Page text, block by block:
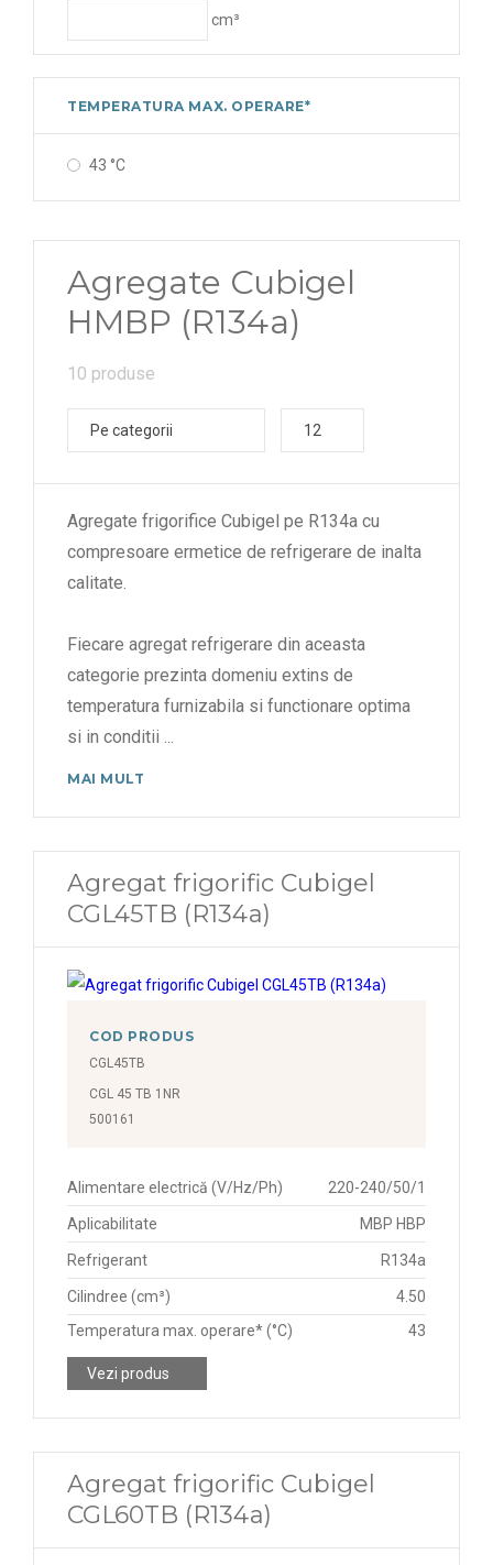
cm³
TEMPERATURA MAX. OPERARE*
43 °C
Agregate Cubigel
HMBP (R134a)
10 produse
Pe categorii 12
Agregate frigorifice Cubigel pe R134a cu
compresoare ermetice de refrigerare de inalta
calitate.
Fiecare agregat refrigerare din aceasta
categorie prezinta domeniu extins de
temperatura furnizabila si functionare optima
si in conditii
MAI MULT
Agregat frigorific Cubigel
CGL45TB (R134a)
COD PRODUS
CGL45TB
CGL 45 TB 1NR
500161
Alimentare electrică (V/Hz/Ph) 220-240/50/1
Aplicabilitate MBP HBP
Refrigerant R134a
Cilindree (cm³)
4.50
Temperatura max. operare* (°C)
43
Vezi produs
Agregat frigorific Cubigel
CGL60TB (R134a)